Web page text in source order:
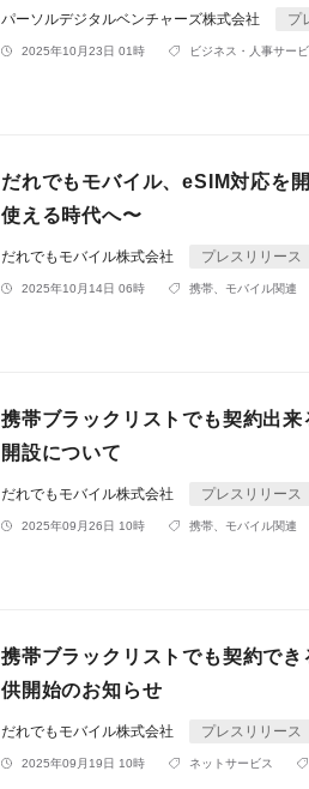
パーソルデジタルベンチャーズ株式会社 プ
2025年10月23日 01時 ビジネス・人事サービ
だれでもモバイル、eSIM対応を
使える時代へ〜
だれでもモバイル株式会社 プレスリリース
2025年10月14日 06時 携帯、モバイル関連
携帯ブラックリストでも契約出
開設について
だれでもモバイル株式会社 プレスリリース
2025年09月26日 10時 携帯、モバイル関連
携帯ブラックリストでも契約で
供開始のお知らせ
だれでもモバイル株式会社 プレスリリース
2025年09月19日 10時 ネットサービス